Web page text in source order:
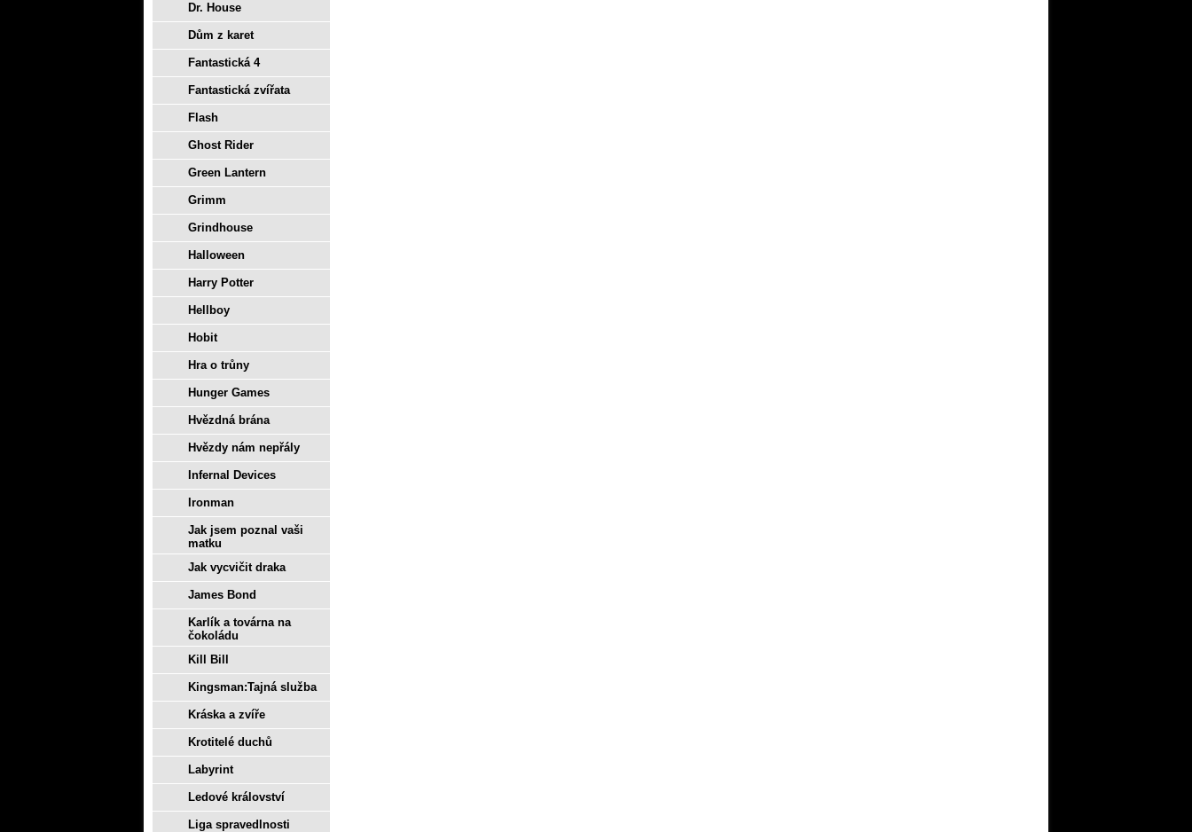
Dr. House
Dům z karet
Fantastická 4
Fantastická zvířata
Flash
Ghost Rider
Green Lantern
Grimm
Grindhouse
Halloween
Harry Potter
Hellboy
Hobit
Hra o trůny
Hunger Games
Hvězdná brána
Hvězdy nám nepřály
Infernal Devices
Ironman
Jak jsem poznal vaši
matku
Jak vycvičit draka
James Bond
Karlík a továrna na
čokoládu
Kill Bill
Kingsman:Tajná služba
Kráska a zvíře
Krotitelé duchů
Labyrint
Ledové království
Liga spravedlnosti